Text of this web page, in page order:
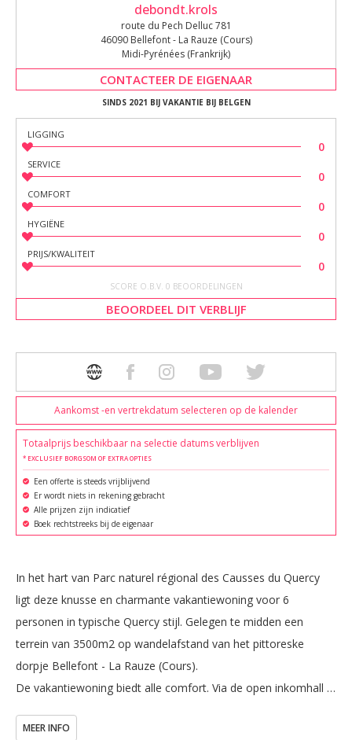
In het hart van Parc naturel régional des Causses du Quercy
ligt deze knusse en charmante vakantiewoning voor 6
personen in typische Quercy stijl. Gelegen te midden een
terrein van 3500m2 op wandelafstand van het pittoreske
dorpje Bellefont - La Rauze (Cours).
De vakantiewoning biedt alle comfort. Via de open inkomhall
spectaculair zicht geniet op de weidse omgeving. Voorzien van
MEER INFO
Aankomst -en vertrekdatum selecteren op de kalender
Totaalprijs beschikbaar na selectie datums verblijven
* EXCLUSIEF BORGSOM OF EXTRA OPTIES
Een offerte is steeds vrijblijvend
Er wordt niets in rekening gebracht
Alle prijzen zijn indicatief
Boek rechtstreeks bij de eigenaar
debondt.krols
route du Pech Delluc 781
46090 Bellefont - La Rauze (Cours)
Midi-Pyrénées (Frankrijk)
CONTACTEER DE EIGENAAR
SINDS 2021 BIJ VAKANTIE BIJ BELGEN
LIGGING
0
SERVICE
0
COMFORT
0
HYGIËNE
0
PRIJS/KWALITEIT
0
SCORE O.B.V. 0 BEOORDELINGEN
BEOORDEEL DIT VERBLIJF